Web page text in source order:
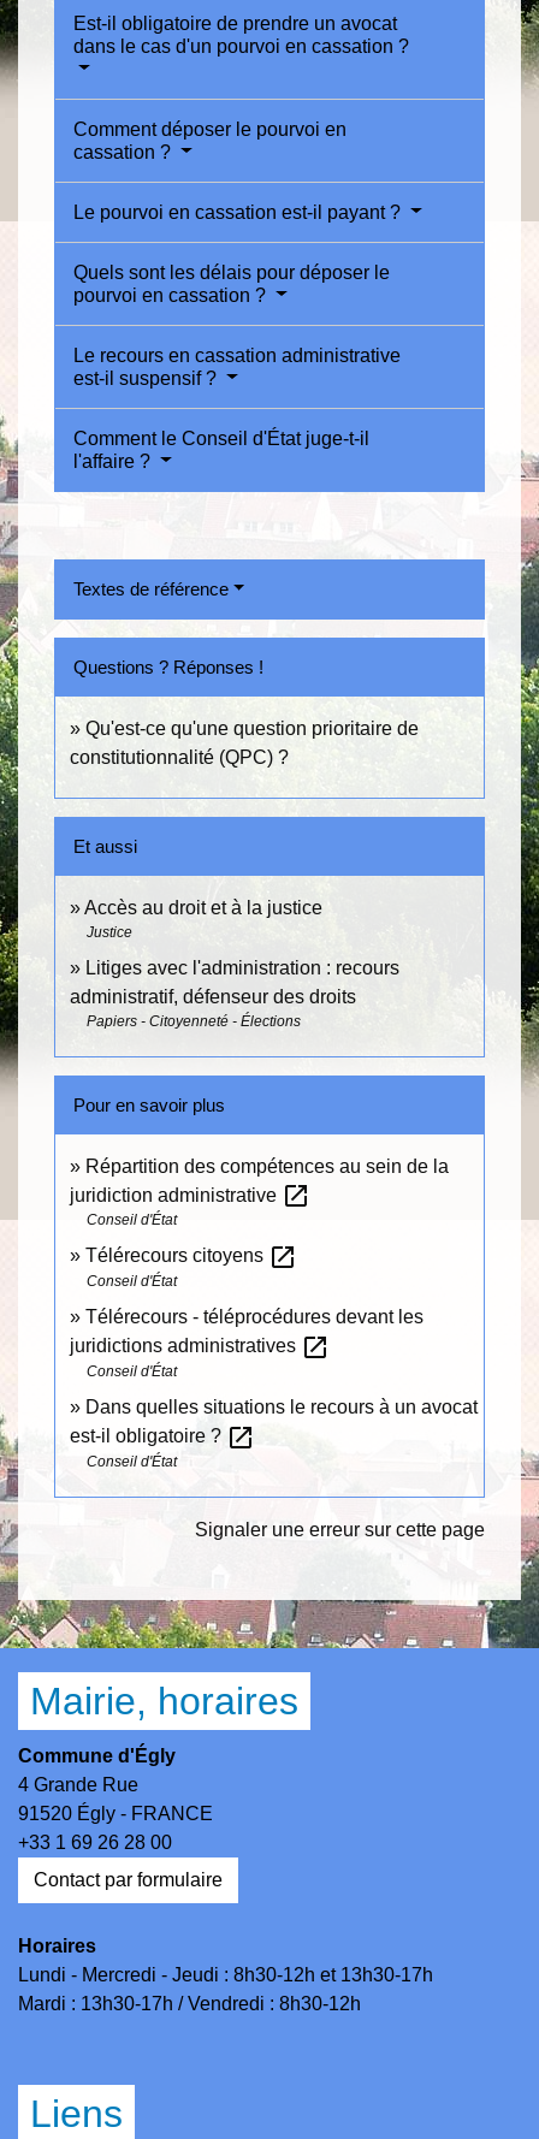
Est-il obligatoire de prendre un avocat
dans le cas d'un pourvoi en cassation ?
Comment déposer le pourvoi en
cassation ?
Le pourvoi en cassation est-il payant ?
Quels sont les délais pour déposer le
pourvoi en cassation ?
Le recours en cassation administrative
est-il suspensif ?
Comment le Conseil d'État juge-t-il
l'affaire ?
Textes de référence
Questions ? Réponses !
Qu'est-ce qu'une question prioritaire de
constitutionnalité (QPC) ?
Et aussi
Accès au droit et à la justice
Justice
Litiges avec l'administration : recours
administratif, défenseur des droits
Papiers - Citoyenneté - Élections
Pour en savoir plus
Répartition des compétences au sein de la
juridiction administrative open_in_new
Conseil d'État
Télérecours citoyens open_in_new
Conseil d'État
Télérecours - téléprocédures devant les
juridictions administratives open_in_new
Conseil d'État
Dans quelles situations le recours à un avocat
est-il obligatoire ? open_in_new
Conseil d'État
Signaler une erreur sur cette page
Mairie, horaires
Commune d'Égly
4 Grande Rue
91520 Égly - FRANCE
+33 1 69 26 28 00
Contact par formulaire
Horaires
Lundi - Mercredi - Jeudi : 8h30-12h et 13h30-17h
Mardi : 13h30-17h / Vendredi : 8h30-12h
Liens